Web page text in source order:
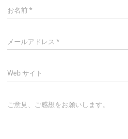
お名前*
メールアドレス *
Web サイト
ご意見、ご感想をお願いします。